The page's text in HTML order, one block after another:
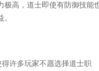
极高，道士即使有防御技能
许多玩家不愿选择道士职